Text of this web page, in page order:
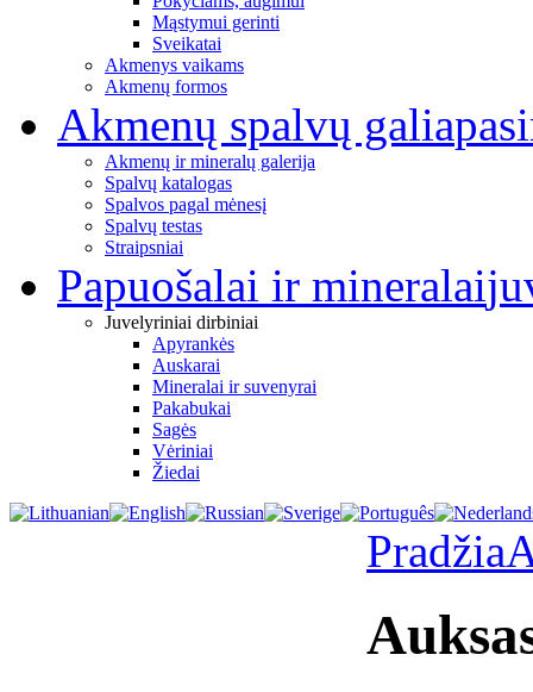
Mąstymui gerinti
Sveikatai
Akmenys vaikams
Akmenų formos
Akmenų spalvų galia
Akmenų ir mineralų galerija
Spalvų katalogas
Spalvos pagal mėnesį
Spalvų testas
Straipsniai
Papuošalai ir mineralai
Juvelyriniai dirbiniai
Apyrankės
Auskarai
Mineralai ir suvenyrai
Pakabukai
Sagės
Vėriniai
Žiedai
Pradžia